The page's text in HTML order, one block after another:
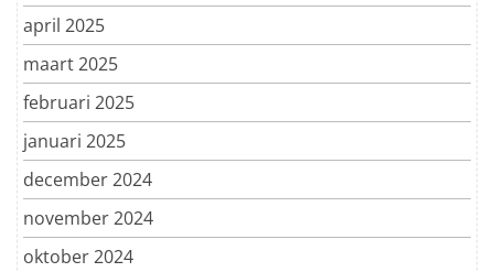
april 2025
maart 2025
februari 2025
januari 2025
december 2024
november 2024
oktober 2024